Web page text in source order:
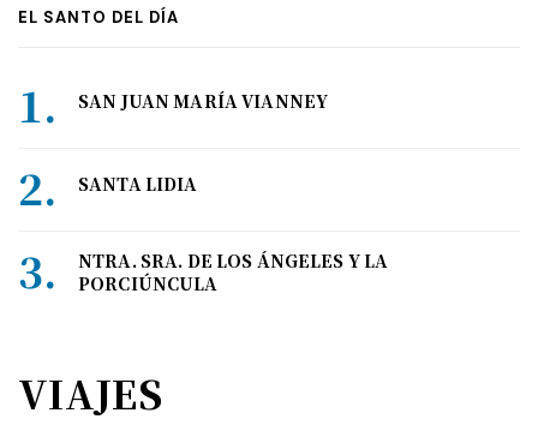
EL SANTO DEL DÍA
SAN JUAN MARÍA VIANNEY
SANTA LIDIA
NTRA. SRA. DE LOS ÁNGELES Y LA
PORCIÚNCULA
VIAJES